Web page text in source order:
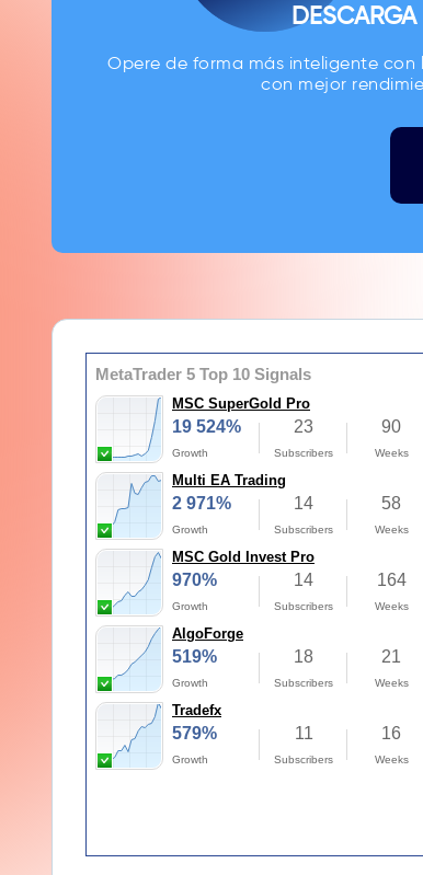
Opere de forma más inteligente con
con mejor